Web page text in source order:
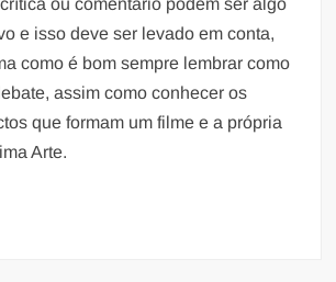
ou comentário podem ser algo
e isso deve ser levado em conta,
como é bom sempre lembrar como
assim como conhecer os
que formam um filme e a própria
Arte.